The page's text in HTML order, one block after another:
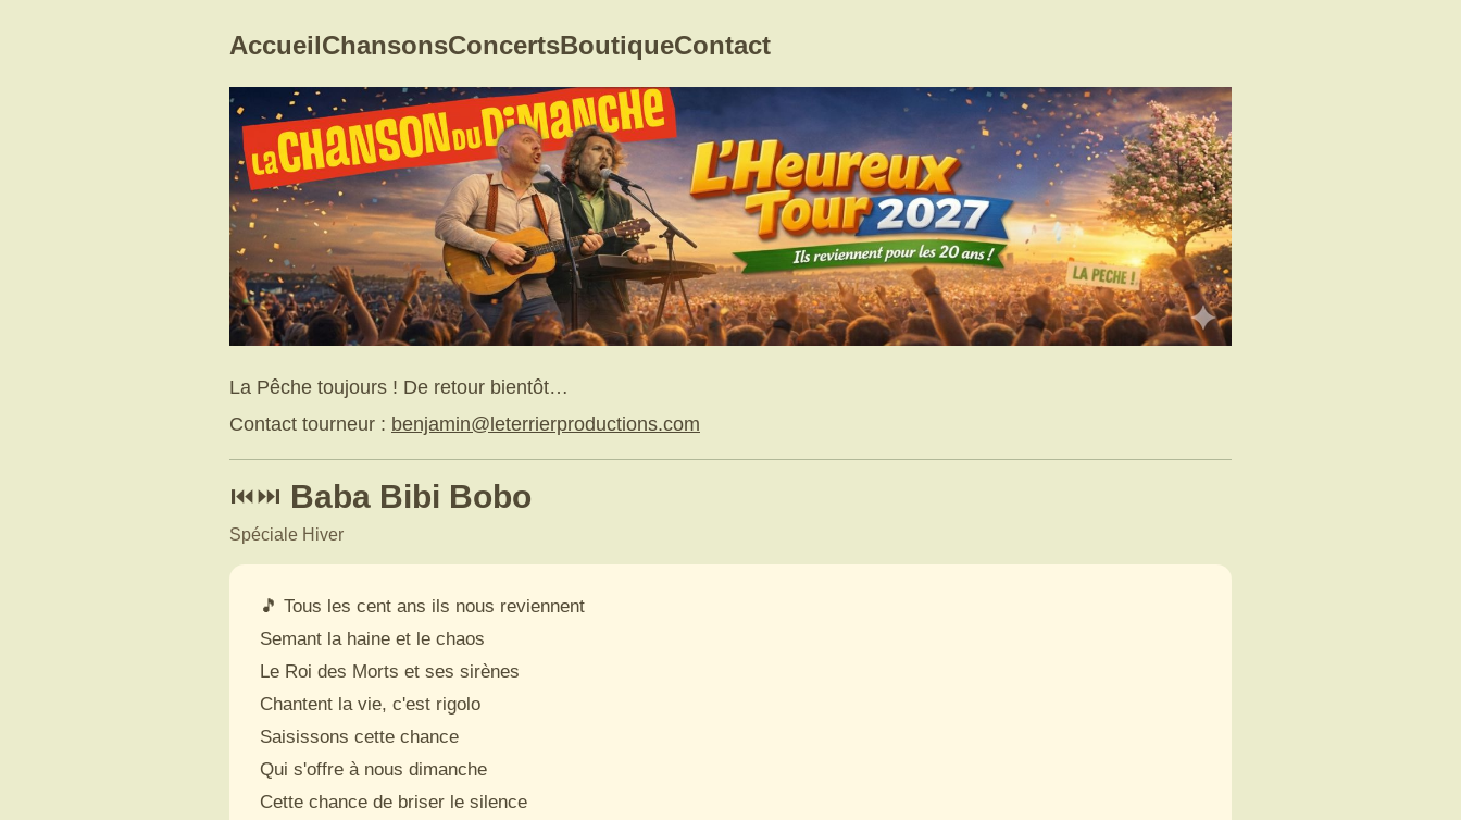
AccueilChansonsConcertsBoutiqueContact
La Pêche toujours ! De retour bientôt…
Contact tourneur : benjamin@leterrierproductions.com
⏮️⏭️ Baba Bibi Bobo
Spéciale Hiver
🎵 Tous les cent ans ils nous reviennent
Semant la haine et le chaos
Le Roi des Morts et ses sirènes
Chantent la vie, c'est rigolo
Saisissons cette chance
Qui s'offre à nous dimanche
Cette chance de briser le silence